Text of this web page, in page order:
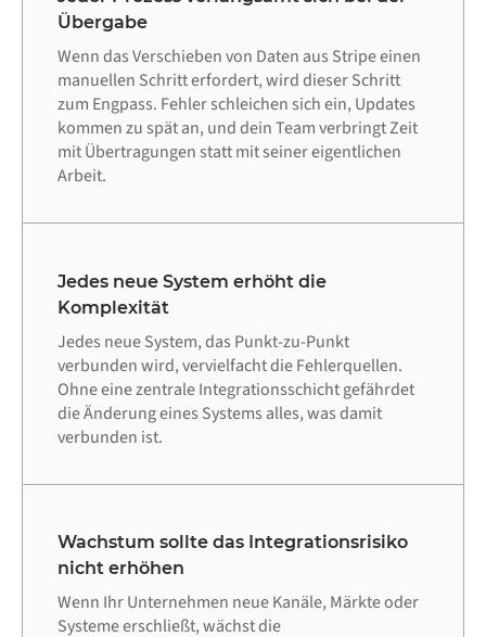
Übergabe
Wenn das Verschieben von Daten aus Stripe einen
manuellen Schritt erfordert, wird dieser Schritt
zum Engpass. Fehler schleichen sich ein, Updates
kommen zu spät an, und dein Team verbringt Zeit
mit Übertragungen statt mit seiner eigentlichen
Arbeit.
Jedes neue System erhöht die
Komplexität
Jedes neue System, das Punkt-zu-Punkt
verbunden wird, vervielfacht die Fehlerquellen.
Ohne eine zentrale Integrationsschicht gefährdet
die Änderung eines Systems alles, was damit
verbunden ist.
Wachstum sollte das Integrationsrisiko
nicht erhöhen
Wenn Ihr Unternehmen neue Kanäle, Märkte oder
Systeme erschließt, wächst die